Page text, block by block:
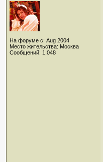
На форуме с: Aug 2004
Место жительства: Москва
Сообщений: 1,048